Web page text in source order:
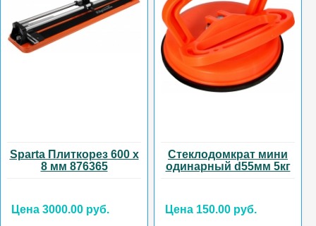
Sparta Плиткорез 600 х
8 мм 876365
Цена 3000.00 руб.
Стеклодомкрат мини
одинарный d55мм 5кг
Цена 150.00 руб.